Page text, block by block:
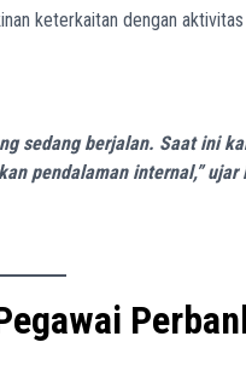
keterkaitan dengan aktivitas
sedang berjalan. Saat ini
pendalaman internal,” ujar